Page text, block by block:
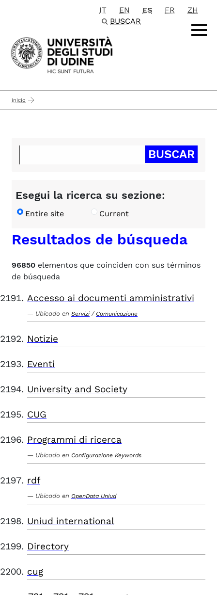
Passa al contenuto principale
IT EN ES FR
ZH
BUSCAR
inicio
Esegui la ricerca su sezione:
Entire site Current
Resultados de búsqueda
96850 elementos que coinciden con sus términos
de búsqueda
Accesso ai documenti amministrativi
Ubicado en Servizi / Comunicazione
Notizie
Eventi
University and Society
CUG
Programmi di ricerca
Ubicado en Configurazione Keywords
rdf
Ubicado en OpenData Uniud
Uniud international
Directory
cug